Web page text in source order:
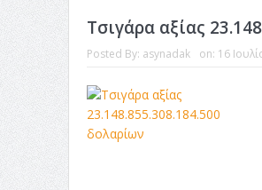
Τσιγάρα αξίας
Posted By: asynadak on: 16